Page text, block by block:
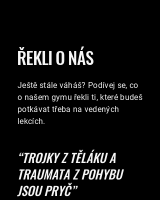
​ŘEKLI O NÁS
Ještě stále váháš? Podívej se, co
o našem gymu řekli ti, které budeš
potkávat třeba na vedených
lekcích.
“TROJKY Z TĚLÁKU A
TRAUMATA Z POHYBU
JSOU PRYČ”